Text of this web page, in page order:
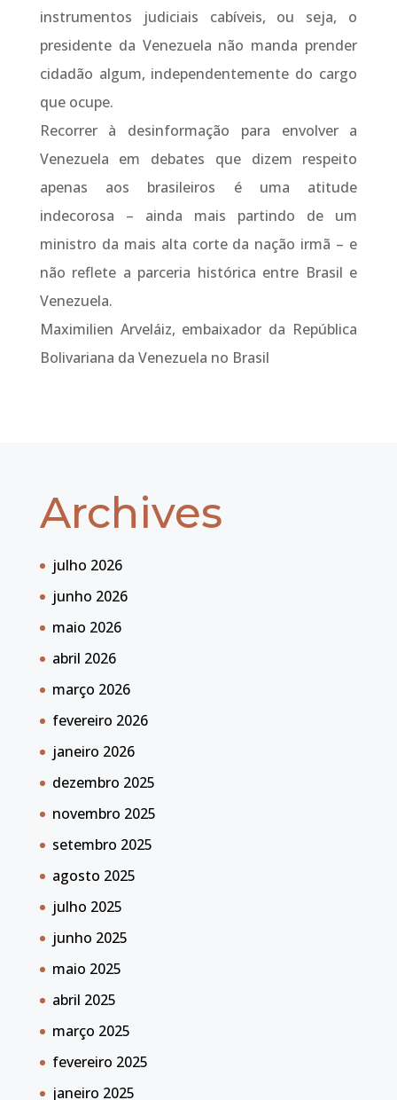
instrumentos judiciais cabíveis, ou seja, o
presidente da Venezuela não manda prender
cidadão algum, independentemente do cargo
que ocupe.
Recorrer à desinformação para envolver a
Venezuela em debates que dizem respeito
apenas aos brasileiros é uma atitude
indecorosa – ainda mais partindo de um
ministro da mais alta corte da nação irmã – e
não reflete a parceria histórica entre Brasil e
Venezuela.
Maximilien Arveláiz, embaixador da República
Bolivariana da Venezuela no Brasil
Archives
julho 2026
junho 2026
maio 2026
abril 2026
março 2026
fevereiro 2026
janeiro 2026
dezembro 2025
novembro 2025
setembro 2025
agosto 2025
julho 2025
junho 2025
maio 2025
abril 2025
março 2025
fevereiro 2025
janeiro 2025